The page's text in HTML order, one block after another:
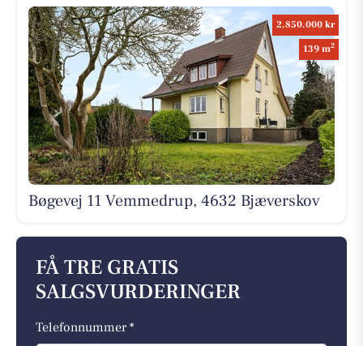
2.850.000 kr
139 m2
Bøgevej 11 Vemmedrup, 4632 Bjæverskov
FÅ TRE GRATIS
SALGSVURDERINGER
Telefonnummer *